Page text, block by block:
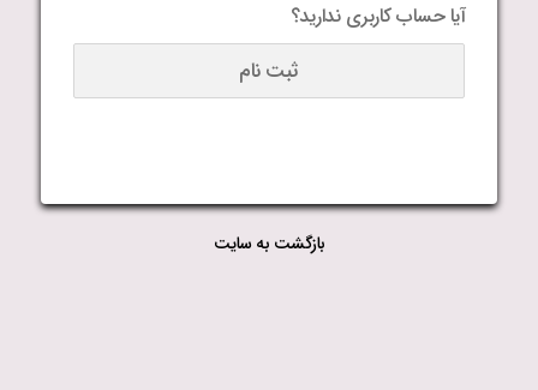
آیا حساب کاربری ندارید؟
ثبت نام
بازگشت به سایت